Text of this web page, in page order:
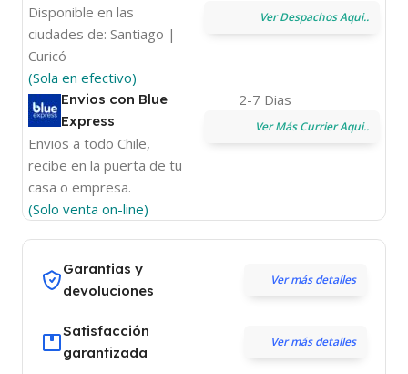
Disponible en las
ciudades de: Santiago |
Curicó
(Sola en efectivo)
Ver Despachos Aqui..
Envios con Blue
Express
Envios a todo Chile,
recibe en la puerta de tu
casa o empresa.
(Solo venta on-line)
2-7 Dias
Ver Más Currier Aqui..
Garantias y
devoluciones
Ver más detalles
Satisfacción
garantizada
Ver más detalles